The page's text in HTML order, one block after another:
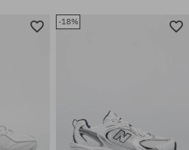
-18%